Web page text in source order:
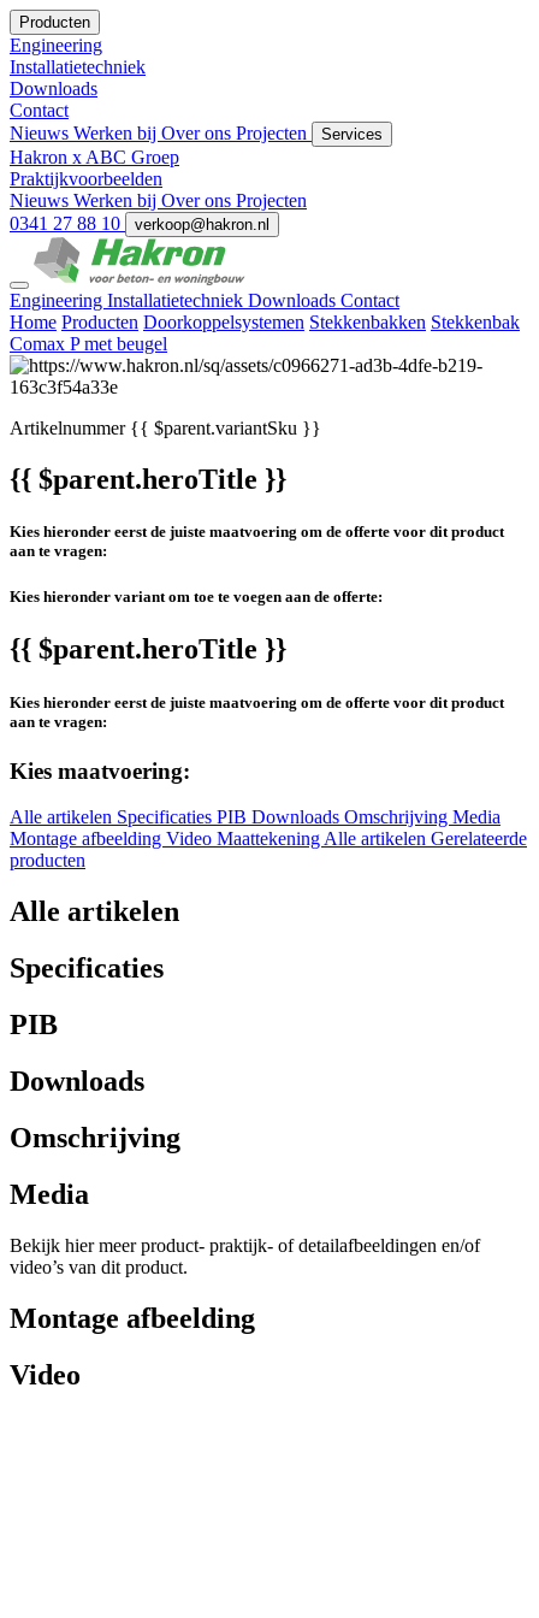
Producten
Engineering
Installatietechniek
Downloads
Contact
Nieuws Werken bij Over ons Projecten Services
Hakron x ABC Groep
Praktijkvoorbeelden
Nieuws Werken bij Over ons Projecten
0341 27 88 10
verkoop@hakron.nl
Engineering Installatietechniek Downloads Contact
Home Producten Doorkoppelsystemen Stekkenbakken Stekkenbak
Comax P met beugel
Artikelnummer{{ $parent.variantSku }}
{{ $parent.heroTitle }}
Kies hieronder eerst de juiste maatvoering om de offerte voor dit product
aan te vragen:
Kies hieronder variant om toe te voegen aan de offerte:
{{ $parent.heroTitle }}
Kies hieronder eerst de juiste maatvoering om de offerte voor dit product
aan te vragen:
Kies maatvoering:
Alle artikelen Specificaties PIB Downloads Omschrijving Media
Montage afbeelding Video MaattekeningAlle artikelen Gerelateerde
producten
Alle artikelen
Specificaties
PIB
Downloads
Omschrijving
Media
Bekijk hier meer product- praktijk- of detailafbeeldingen en/of
video’s van dit product.
Montage afbeelding
Video